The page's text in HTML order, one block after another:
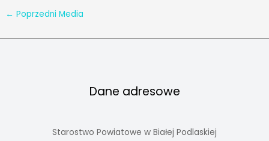
← Poprzedni Media
Dane adresowe
Starostwo Powiatowe w Białej Podlaskiej